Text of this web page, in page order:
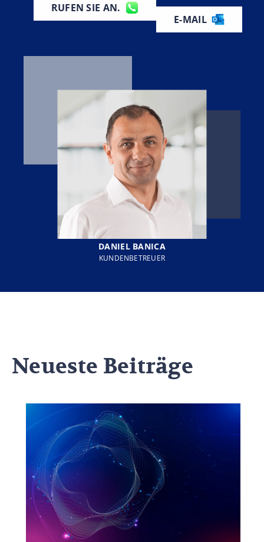
RUFEN SIE AN.
E-MAIL
DANIEL BANICA
KUNDENBETREUER
Neueste Beiträge